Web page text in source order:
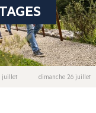
juillet dimanche 26 juillet